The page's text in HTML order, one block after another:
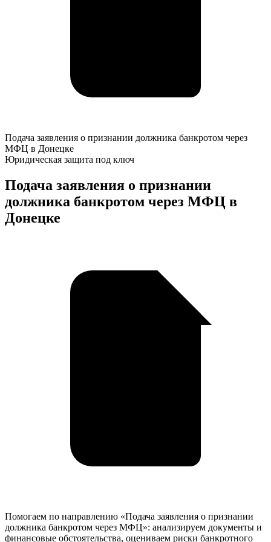
Подача
заявления
о
должника
банкротом
через
МФЦ
в
Подача заявления о признании должника банкротом через
МФЦ в Донецке
Юридическая защита под ключ
Подача заявления о признании
должника банкротом через МФЦ в
Донецке
Помогаем по направлению «Подача заявления о признании
должника банкротом через МФЦ»: анализируем документы и
финансовые обстоятельства, оцениваем риски банкротного